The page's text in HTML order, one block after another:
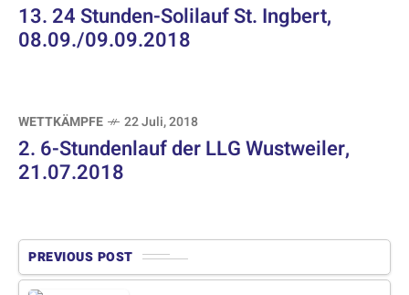
13. 24 Stunden-Solilauf St. Ingbert,
08.09./09.09.2018
WETTKÄMPFE 22 Juli, 2018
2. 6-Stundenlauf der LLG Wustweiler,
21.07.2018
PREVIOUS POST